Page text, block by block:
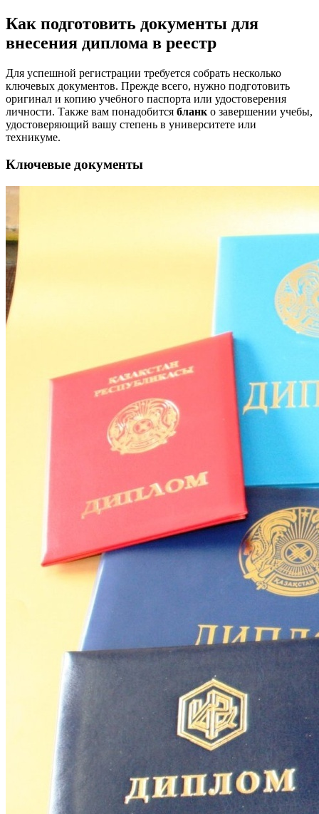
Как подготовить документы для
внесения диплома в реестр
Для успешной регистрации требуется собрать несколько
ключевых документов. Прежде всего, нужно подготовить
оригинал и копию учебного паспорта или удостоверения
личности. Также вам понадобится бланк о завершении учебы,
удостоверяющий вашу степень в университете или
техникуме.
Ключевые документы